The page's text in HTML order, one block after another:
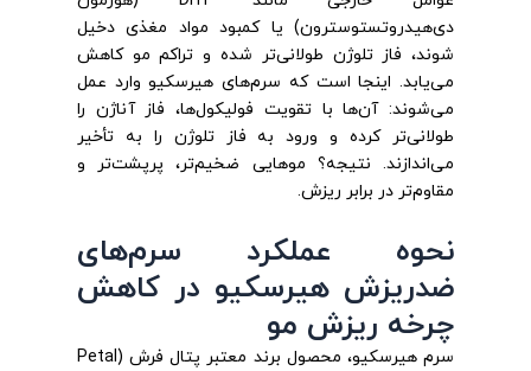
دی‌هیدروتستوسترون) یا کمبود مواد مغذی دخیل
شوند، فاز تلوژن طولانی‌تر شده و تراکم مو کاهش
می‌یابد. اینجا است که سرم‌های هیرسکیو وارد عمل
می‌شوند: آن‌ها با تقویت فولیکول‌ها، فاز آناژن را
طولانی‌تر کرده و ورود به فاز تلوژن را به تأخیر
می‌اندازند. نتیجه؟ موهایی ضخیم‌تر، پرپشت‌تر و
مقاوم‌تر در برابر ریزش.
نحوه عملکرد سرم‌های
ضدریزش هیرسکیو در کاهش
چرخه ریزش مو
سرم هیرسکیو، محصول برند معتبر پتال فرش (Petal